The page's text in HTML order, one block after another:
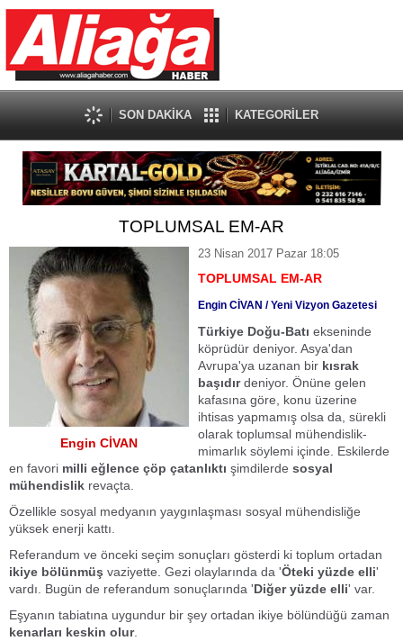
SON DAKİKA KATEGORİLER
TOPLUMSAL EM-AR
Engin CİVAN
23 Nisan 2017 Pazar 18:05
TOPLUMSAL EM-AR
Engin CİVAN / Yeni Vizyon Gazetesi
Türkiye Doğu-Batı ekseninde
köprüdür deniyor. Asya'dan
Avrupa'ya uzanan bir kısrak
başıdırdeniyor. Önüne gelen
kafasına göre, konu üzerine
ihtisas yapmamış olsa da, sürekli
olarak toplumsal mühendislik-
mimarlık söylemi içinde. Eskilerde
en favori milli eğlence çöp çatanlıktı şimdilerde sosyal
mühendislik revaçta.
Özellikle sosyal medyanın yaygınlaşması sosyal mühendisliğe
yüksek enerji kattı.
Referandum ve önceki seçim sonuçları gösterdi ki toplum ortadan
ikiye bölünmüş vaziyette. Gezi olaylarında da 'Öteki yüzde elli'
vardı. Bugün de referandum sonuçlarında 'Diğer yüzde elli' var.
Eşyanın tabiatına uygundur bir şey ortadan ikiye bölündüğü zaman
kenarları keskin olur.